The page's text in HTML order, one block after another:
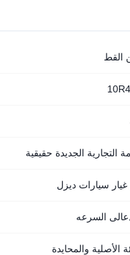
القط
التجارية الجديدة حقيقية
سيارات ديزل
السرعه
الأصلية والمحايدة